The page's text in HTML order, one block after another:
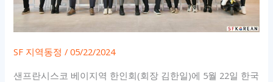
SF 지역동정 /05/22/2024
샌프란시스코 베이지역 한인회(회장 김한일)에 5월 22일 한국